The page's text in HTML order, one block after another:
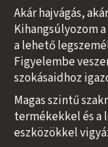
Akár hajvágás,
Kihangsúlyozom
a lehető
Figyelembe
szokásaidhoz
Magas szintű
termékekkel és a
eszközökkel